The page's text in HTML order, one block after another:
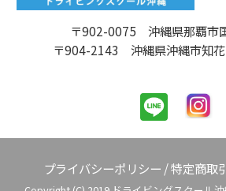
〒902-0075 沖縄県那覇市
〒904-2143 沖縄県沖縄市知
プライバシーポリシー /特定商取